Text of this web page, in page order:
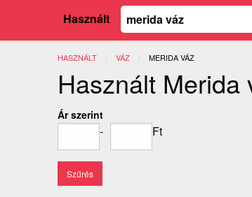
Használt
HASZNÁLT VÁZ JELENLEGI:
MERIDA VÁZ
Használt Merida
Ár szerint
- Ft